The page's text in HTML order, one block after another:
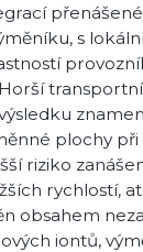
s
plochy při
riziko
rychlostí,
obsahem
iontů,